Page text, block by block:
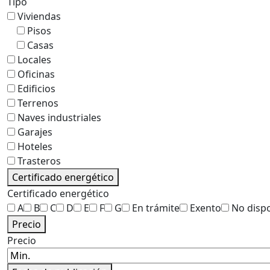
Viviendas
Pisos
Casas
Locales
Oficinas
Edificios
Terrenos
Naves industriales
Garajes
Hoteles
Trasteros
Certificado energético
Certificado energético
A
B C D E F G En trámite Exento
No
Precio
Precio